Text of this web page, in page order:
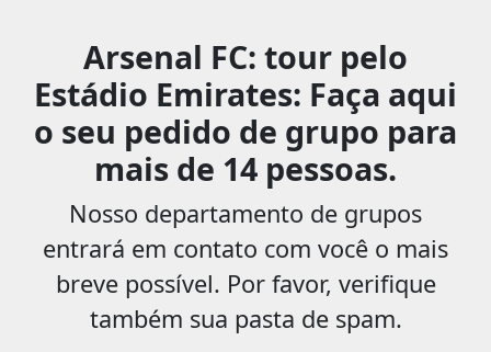
Arsenal FC: tour pelo
Estádio Emirates: Faça aqui
o seu pedido de grupo para
mais de 14 pessoas.
Nosso departamento de grupos
entrará em contato com você o mais
breve possível. Por favor, verifique
também sua pasta de spam.